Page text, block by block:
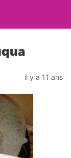
il y a 11 ans